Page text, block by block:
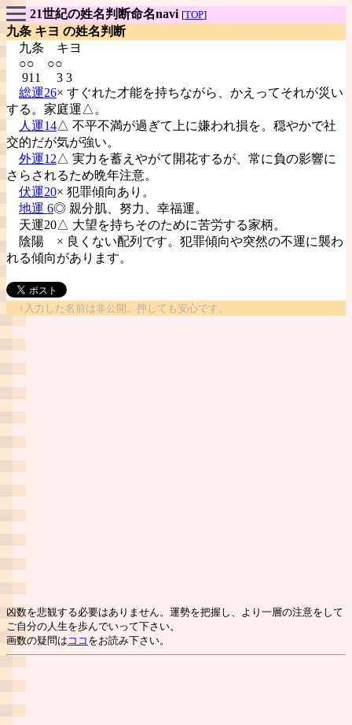
21世紀の姓名判断命名navi [TOP]
九条 キヨ の姓名判断
九条 キヨ
○○ ○○
911 3 3
総運26× すぐれた才能を持ちながら、かえってそれが災い
する。家庭運△。
人運14△ 不平不満が過ぎて上に嫌われ損を。穏やかで社
交的だが気が強い。
外運12△ 実力を蓄えやがて開花するが、常に負の影響に
さらされるため晩年注意。
伏運20× 犯罪傾向あり。
地運 6◎ 親分肌、努力、幸福運。
天運20△ 大望を持ちそのために苦労する家柄。
陰陽 × 良くない配列です。犯罪傾向や突然の不運に襲わ
れる傾向があります。
↑入力した名前は非公開。押しても安心です。
凶数を悲観する必要はありません。運勢を把握し、より一層の注意をして
ご自分の人生を歩んでいって下さい。
画数の疑問は ココ をお読み下さい。